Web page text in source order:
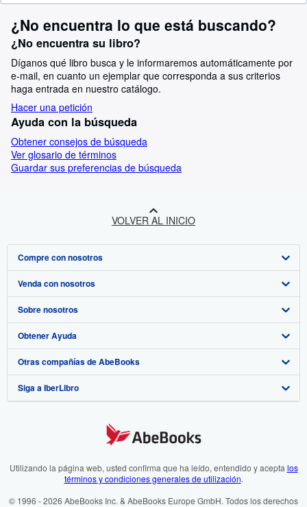
¿No encuentra lo que está buscando?
¿No encuentra su libro?
Díganos qué libro busca y le informaremos automáticamente por
e-mail, en cuanto un ejemplar que corresponda a sus criterios
haga entrada en nuestro catálogo.
Hacer una petición
Ayuda con la búsqueda
Obtener consejos de búsqueda
Ver glosario de términos
Guardar sus preferencias de búsqueda
VOLVER AL INICIO
Compre con nosotros
Búsqueda avanzada
Colecciones
Mi cuenta
Mis pedidos
Ver carrito
Venda con nosotros
Comenzar a vender
Únase a nuestro programa de afiliados
Recomiende un vendedor
Sobre nosotros
Sobre IberLibro
Medios
Empleo
Preferencias de cookies
Aviso de cookies
Obtener Ayuda
Preguntas frecuentes y guías
Atención al Cliente
Otras compañías de AbeBooks
AbeBooks.com
AbeBooks.fr
Siga a IberLibro
Utilizando la página web, usted confirma que ha leído, entendido y acepta los
términos y condiciones generales de utilización.
© 1996 - 2026 AbeBooks Inc. & AbeBooks Europe GmbH. Todos los derechos